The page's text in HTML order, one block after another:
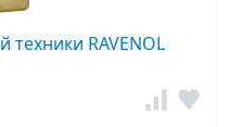
RAVENOL